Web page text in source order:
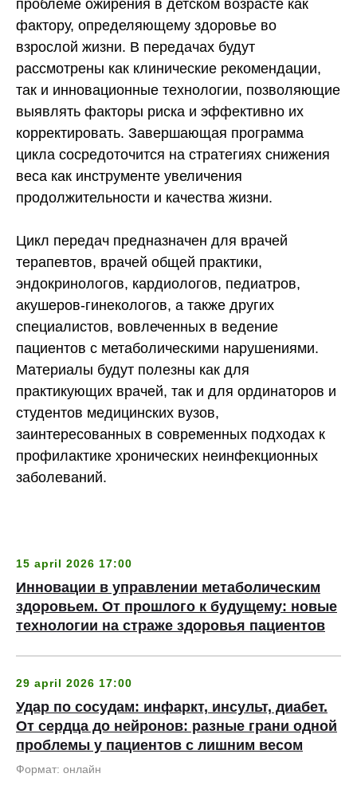
проблеме ожирения в детском возрасте как
фактору, определяющему здоровье во
взрослой жизни. В передачах будут
рассмотрены как клинические рекомендации,
так и инновационные технологии, позволяющие
выявлять факторы риска и эффективно их
корректировать. Завершающая программа
цикла сосредоточится на стратегиях снижения
веса как инструменте увеличения
продолжительности и качества жизни.
Цикл передач предназначен для врачей
терапевтов, врачей общей практики,
эндокринологов, кардиологов, педиатров,
акушеров-гинекологов, а также других
специалистов, вовлеченных в ведение
пациентов с метаболическими нарушениями.
Материалы будут полезны как для
практикующих врачей, так и для ординаторов и
студентов медицинских вузов,
заинтересованных в современных подходах к
профилактике хронических неинфекционных
заболеваний.
15 april 2026 17:00
Инновации в управлении метаболическим
здоровьем. От прошлого к будущему: новые
технологии на страже здоровья пациентов
29 april 2026 17:00
Удар по сосудам: инфаркт, инсульт, диабет.
От сердца до нейронов: разные грани одной
проблемы у пациентов с лишним весом
Формат: онлайн